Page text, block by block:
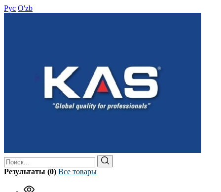
Рус O'zb
Результаты (0) Все товары